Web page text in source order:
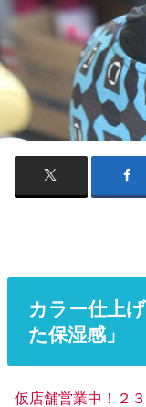
カラー仕上
た保湿感」
仮店舗営業中！２